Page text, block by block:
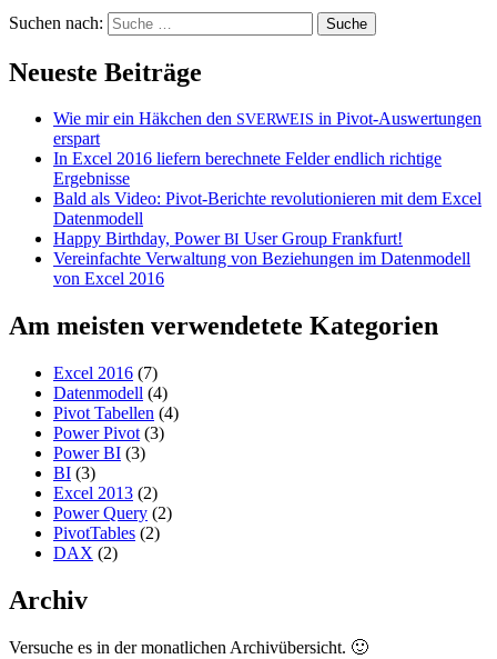
Suchen nach:
Neueste Beiträge
Wie mir ein Häkchen den SVERWEIS in Pivot-Auswertungen
erspart
In Excel 2016 liefern berechnete Felder endlich richtige
Ergebnisse
Bald als Video: Pivot-Berichte revolutionieren mit dem Excel
Datenmodell
Happy Birthday, PowerBI User Group Frankfurt!
Vereinfachte Verwaltung von Beziehungen im Datenmodell
von Excel 2016
Am meisten verwendetete Kategorien
Excel 2016 (7)
Datenmodell (4)
Pivot Tabellen (4)
Power Pivot (3)
Power BI (3)
BI (3)
Excel 2013 (2)
Power Query (2)
PivotTables (2)
DAX (2)
Archiv
Versuche es in der monatlichen Archivübersicht. 🙂